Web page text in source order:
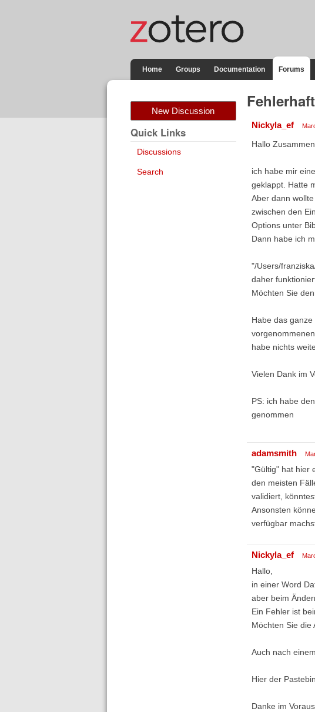
Home Groups Documentation Forums
New Discussion
Quick Links
Discussions
Search
Nickyla_ef
Hallo Zusammen,
ich habe mir
geklappt. Hatte
Aber dann
zwischen den
Options unter
Dann habe ich
"/Users/
daher
Möchten Sie
Habe das
habe nichts
Vielen Dank im
PS: ich habe
genommen
adamsmith
"Gültig" hat hier
den meisten
validiert,
Ansonsten
verfügbar
Nickyla_ef
Hallo,
in einer Word
aber beim
Ein Fehler ist
Möchten Sie die
Auch nach
Hier der
Danke im Voraus